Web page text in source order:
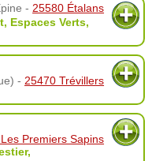
- 25580 Étalans
, Espaces Verts,
- 25470 Trévillers
Premiers Sapins
,